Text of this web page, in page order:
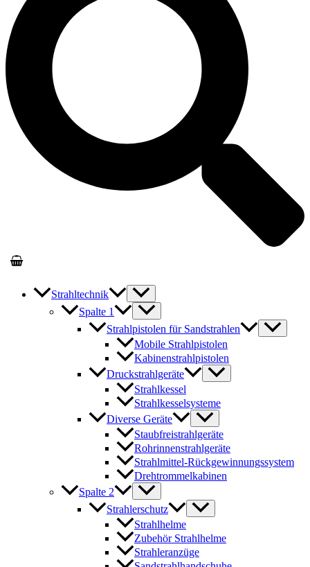
Strahltechnik
Spalte 1
Strahlpistolen für Sandstrahlen
Mobile Strahlpistolen
Kabinenstrahlpistolen
Druckstrahlgeräte
Strahlkessel
Strahlkesselsysteme
Diverse Geräte
Staubfreistrahlgeräte
Rohrinnenstrahlgeräte
Strahlmittel-Rückgewinnungssystem
Drehtrommelkabinen
Spalte 2
Strahlerschutz
Strahlhelme
Zubehör Strahlhelme
Strahleranzüge